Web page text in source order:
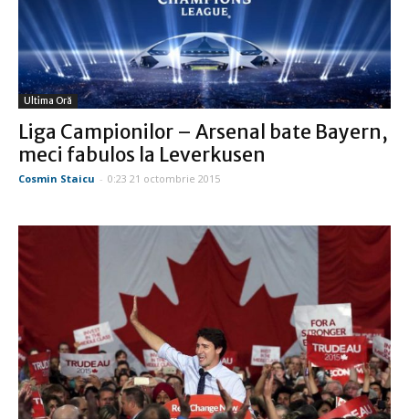
Ultima Oră
Liga Campionilor – Arsenal bate Bayern,
meci fabulos la Leverkusen
Cosmin Staicu - 0:23 21 octombrie 2015